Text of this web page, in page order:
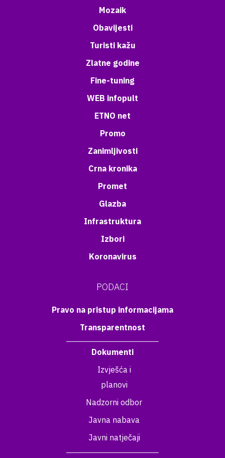
Mozaik
Obavijesti
Turisti kažu
Zlatne godine
Fine-tuning
WEB infopult
ETNO net
Promo
Zanimljivosti
Crna kronika
Promet
Glazba
Infrastruktura
Izbori
Koronavirus
PODACI
Pravo na pristup informacijama
Transparentnost
Dokumenti
Izvješća i
planovi
Nadzorni odbor
Javna nabava
Javni natječaji